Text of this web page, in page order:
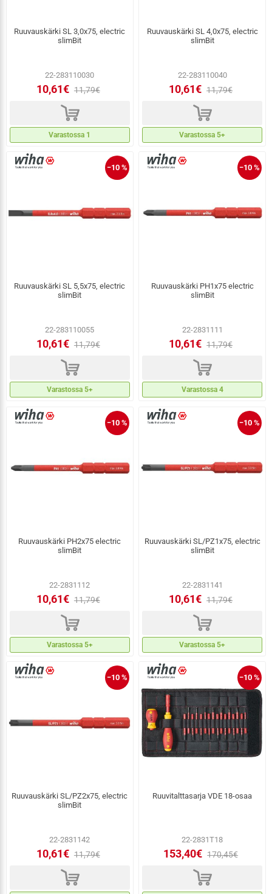
Ruuvauskärki SL 3,0x75, electric
slimBit
22-283110030
10,61€ 11,79€
d
Varastossa 1
Ruuvauskärki SL 4,0x75, electric
slimBit
22-283110040
10,61€ 11,79€
d
Varastossa 5+
−10 %
Ruuvauskärki SL 5,5x75, electric
slimBit
22-283110055
10,61€ 11,79€
d
Varastossa 5+
−10 %
Ruuvauskärki PH1x75 electric
slimBit
22-2831111
10,61€ 11,79€
d
Varastossa 4
−10 %
Ruuvauskärki PH2x75 electric
slimBit
22-2831112
10,61€ 11,79€
d
Varastossa 5+
−10 %
Ruuvauskärki SL/PZ1x75, electric
slimBit
22-2831141
10,61€ 11,79€
d
Varastossa 5+
−10 %
Ruuvauskärki SL/PZ2x75, electric
slimBit
22-2831142
10,61€ 11,79€
d
−10 %
Ruuvitalttasarja VDE 18-osaa
22-2831T18
153,40€ 170,45€
d